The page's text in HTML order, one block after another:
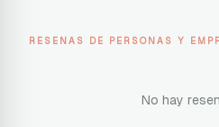
RESENAS DE PERSONAS Y
No hay